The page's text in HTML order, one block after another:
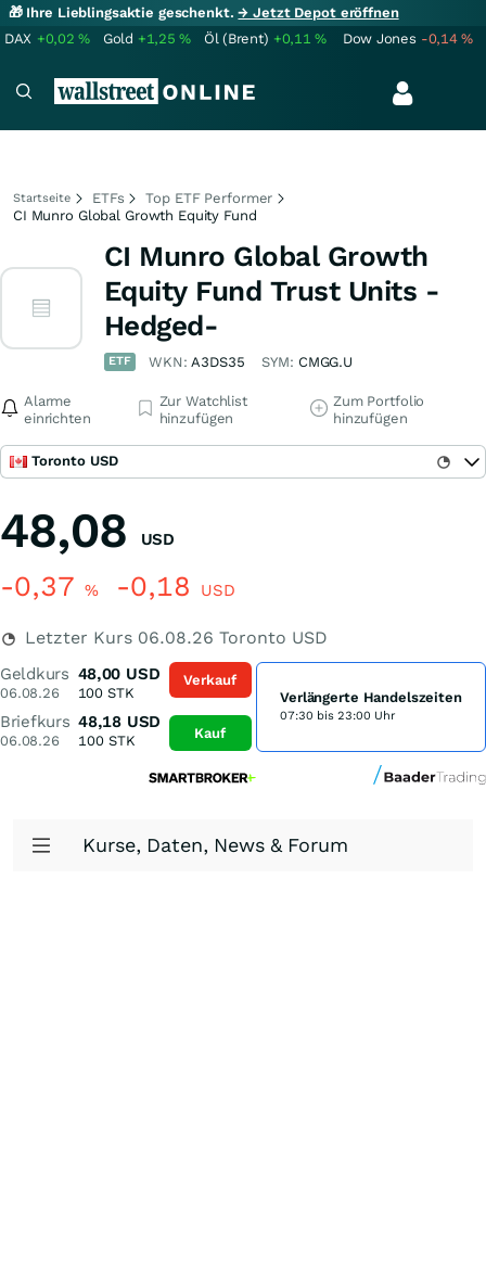
🎁 Ihre Lieblingsaktie geschenkt.→ Jetzt Depot eröffnen
DAX +0,02% Gold +1,25% Öl (Brent) +0,11% Dow Jones -0,14%
Startseite ETFs
Top ETF Performer
CI Munro Global Growth Equity Fund
CI Munro Global Growth
Equity Fund Trust Units -
Hedged-
ETF WKN:A3DS35 SYM: CMGG.U
Alarme
einrichten
Zur Watchlist
hinzufügen
Zum Portfolio
hinzufügen
Toronto USD
48,08 USD
-0,37 % -0,18 USD
Letzter Kurs 06.08.26 Toronto USD
Geldkurs
06.08.26
48,00 USD
100 STK
Briefkurs
06.08.26
48,18 USD
100STK
Verkauf
Kauf
Verlängerte Handelszeiten
07:30 bis 23:00 Uhr
Kurse, Daten, News & Forum